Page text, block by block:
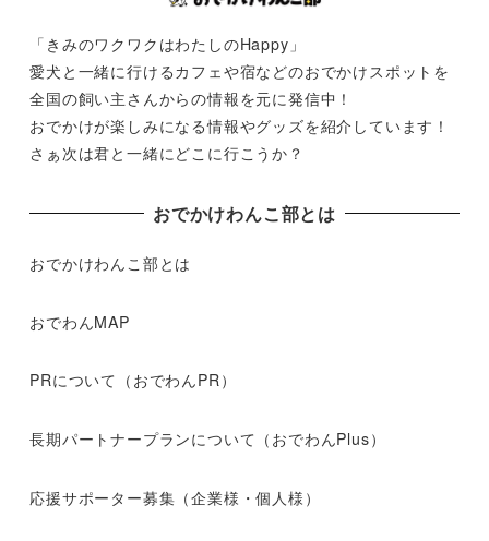
「きみのワクワクはわたしのHappy」
愛犬と一緒に行けるカフェや宿などのおでかけスポットを
全国の飼い主さんからの情報を元に発信中！
おでかけが楽しみになる情報やグッズを紹介しています！
さぁ次は君と一緒にどこに行こうか？
おでかけわんこ部とは
おでかけわんこ部とは
おでわんMAP
PRについて（おでわんPR）
長期パートナープランについて（おでわんPlus）
応援サポーター募集（企業様・個人様）